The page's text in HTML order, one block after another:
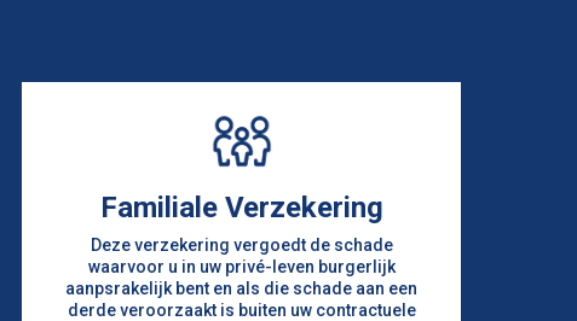
Familiale Verzekering
Deze verzekering vergoedt de schade
waarvoor u in uw privé-leven burgerlijk
aanpsrakelijk bent en als die schade aan een
derde veroorzaakt is buiten uw contractuele